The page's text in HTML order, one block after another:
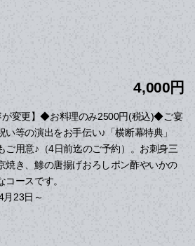
4,000円
が変更】◆お料理のみ2500円(税込)◆ご宴
等の演出をお手伝い♪「横断幕特典」
ご用意♪（4日前迄のご予約）。お刺身三
焼き、鯵の唐揚げおろしポン酢やいかの
ースです。
23日～